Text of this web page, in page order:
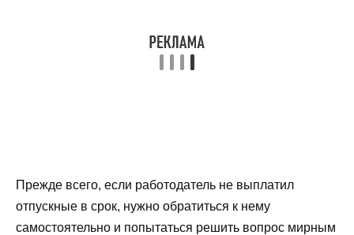
Прежде всего, если работодатель не выплатил
отпускные в срок, нужно обратиться к нему
самостоятельно и попытаться решить вопрос мирным